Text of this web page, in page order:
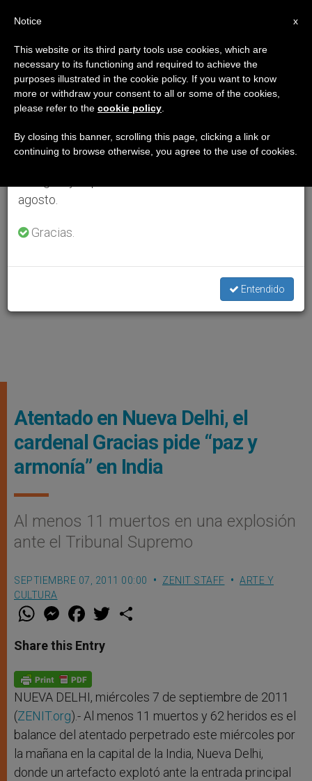
Atentado en Nueva Delhi, el
cardenal Gracias pide “paz y
armonía” en India
Al menos 11 muertos en una explosión
ante el Tribunal Supremo
SEPTIEMBRE 07, 2011 00:00 ZENIT STAFF
ARTE Y
CULTURA
W
t
s
p
p
M
e
s
e
g
e
r
F
a
e
b
o
k
w
Share this Entry
NUEVA DELHI, miércoles 7 de septiembre de 2011
(ZENIT.org).- Al menos 11 muertos y 62 heridos es el
balance del atentado perpetrado este miércoles por
la mañana en la capital de la India, Nueva Delhi,
donde un artefacto explotó ante la entrada principal
×
Aviso importante
Del 27 de julio al 7 de agosto haremos la pausa
anual, aprovechando que en el periodo de verano
se generan menos informaciones y también el
agosto.
Gracias.
Entendido
x
Notice
This website or its third party tools use cookies, which are
necessary to its functioning and required to achieve the
purposes illustrated in the cookie policy. If you want to know
more or withdraw your consent to all or some of the cookies,
please refer to the cookie policy
By closing this banner, scrolling this page, clicking a link or
continuing to browse otherwise, you agree to the use of cookies.